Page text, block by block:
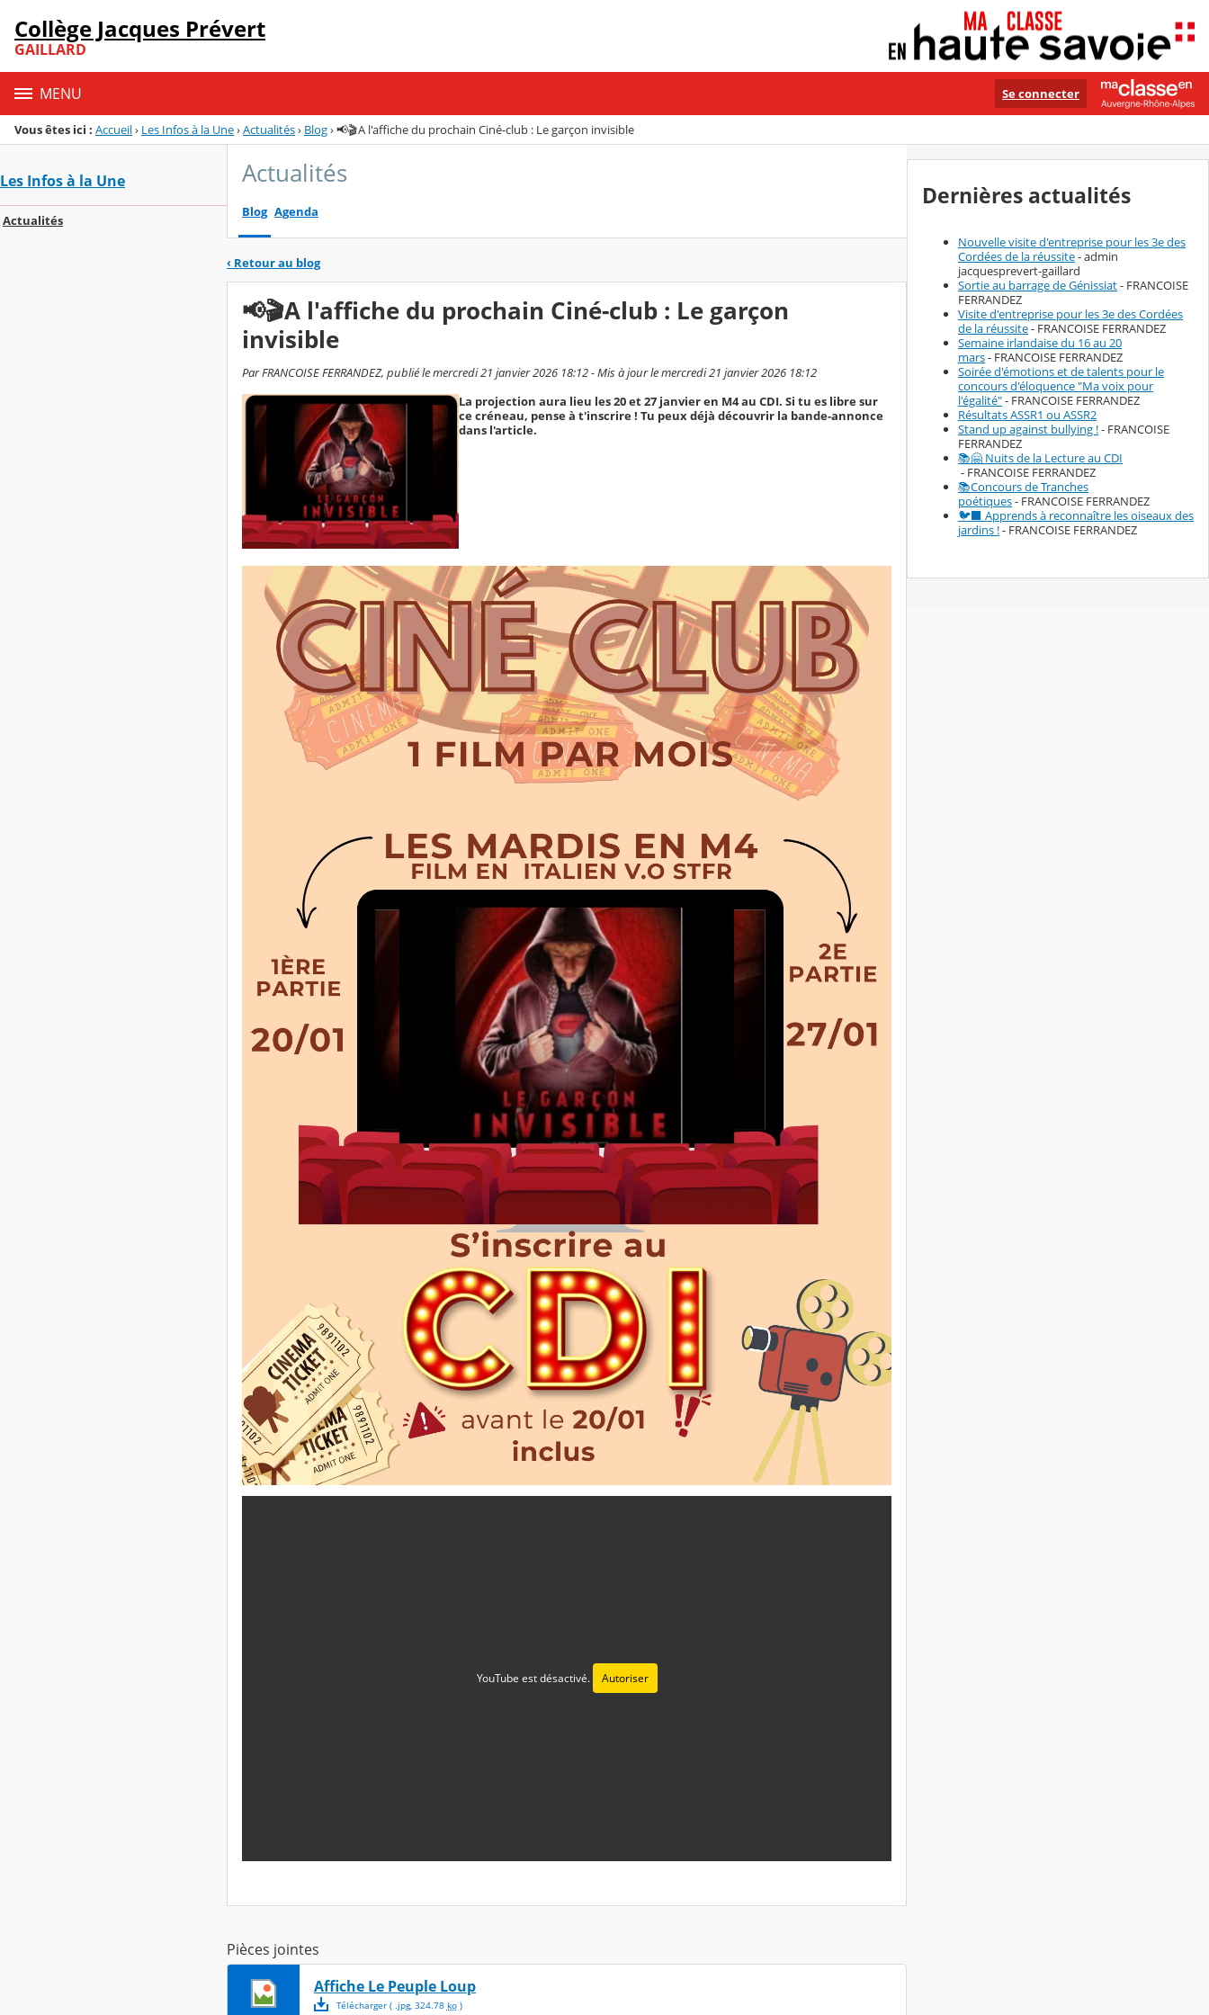
Menu de la rubrique
Contenu
Collège Jacques Prévert
GAILLARD
MENU Se connecter
Vous êtes ici : Accueil› Les Infos à la Une›Actualités› Blog›📢🎬A l'affiche du prochain Ciné-club : Le garçon invisible
Les Infos à la Une
Actualités
Actualités
Blog Agenda
‹ Retour au blog
📢🎬A l'affiche du prochain Ciné-club : Le garçon
invisible
Par FRANCOISE FERRANDEZ, publié le mercredi 21 janvier 2026 18:12 - Mis à jour le mercredi 21 janvier 2026 18:12
La projection aura lieu les 20 et 27 janvier en M4 au CDI. Si tu es libre sur
ce créneau, pense à t'inscrire ! Tu peux déjà découvrir la bande-annonce
dans l'article.
YouTube est désactivé. Autoriser
Pièces jointes
Affiche Le Peuple Loup
Télécharger( .jpg, 324.78 ko)
Dernières actualités
Nouvelle visite d'entreprise pour les 3e des
Cordées de la réussite- admin
jacquesprevert-gaillard
Sortie au barrage de Génissiat- FRANCOISE
FERRANDEZ
Visite d'entreprise pour les 3e des Cordées
de la réussite- FRANCOISE FERRANDEZ
Semaine irlandaise du 16 au 20
mars- FRANCOISE FERRANDEZ
Soirée d'émotions et de talents pour le
concours d'éloquence "Ma voix pour
l'égalité"- FRANCOISE FERRANDEZ
Résultats ASSR1 ou ASSR2
Stand up against bullying !- FRANCOISE
FERRANDEZ
📚🤗 Nuits de la Lecture au CDI
- FRANCOISE FERRANDEZ
📚Concours de Tranches
poétiques- FRANCOISE FERRANDEZ
🐦‍⬛ Apprends à reconnaître les oiseaux des
jardins !- FRANCOISE FERRANDEZ